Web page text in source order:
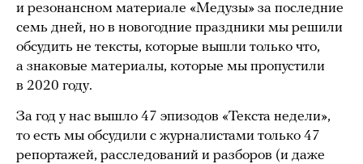
и резонансном материале «Медузы» за последние
семь дней, но в новогодние праздники мы решили
обсудить не тексты, которые вышли только что,
а знаковые материалы, которые мы пропустили
в 2020 году.
За год у нас вышло 47 эпизодов «Текста недели»,
то есть мы обсудили с журналистами только 47
репортажей, расследований и разборов (и даже